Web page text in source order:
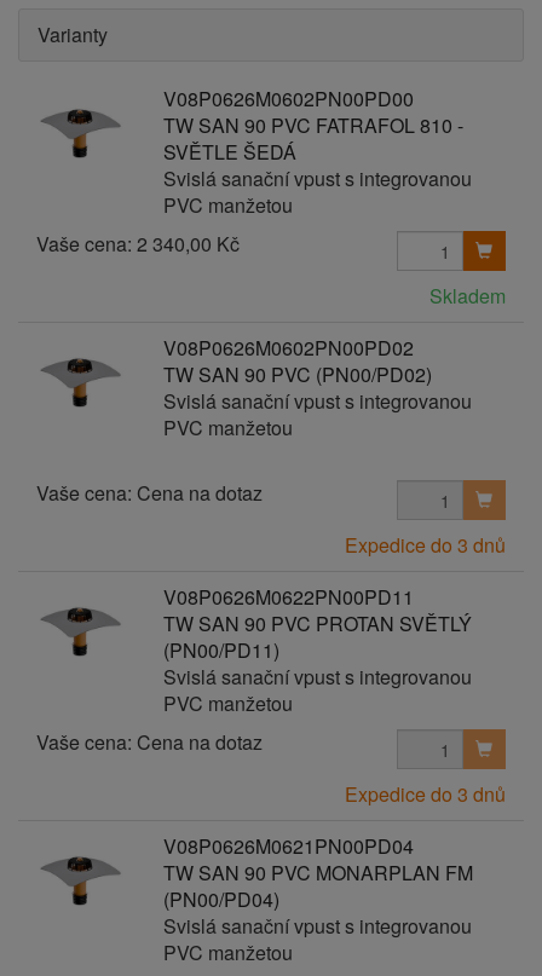
Varianty
V08P0626M0602PN00PD00
TW SAN 90 PVC FATRAFOL 810 -
SVĚTLE ŠEDÁ
Svislá sanační vpust s integrovanou
PVC manžetou
Vaše cena: 2 340,00 Kč
Skladem
V08P0626M0602PN00PD02
TW SAN 90 PVC (PN00/PD02)
Svislá sanační vpust s integrovanou
PVC manžetou
Vaše cena: Cena na dotaz
Expedice do 3 dnů
V08P0626M0622PN00PD11
TW SAN 90 PVC PROTAN SVĚTLÝ
(PN00/PD11)
Svislá sanační vpust s integrovanou
PVC manžetou
Vaše cena: Cena na dotaz
Expedice do 3 dnů
V08P0626M0621PN00PD04
TW SAN 90 PVC MONARPLAN FM
(PN00/PD04)
Svislá sanační vpust s integrovanou
PVC manžetou